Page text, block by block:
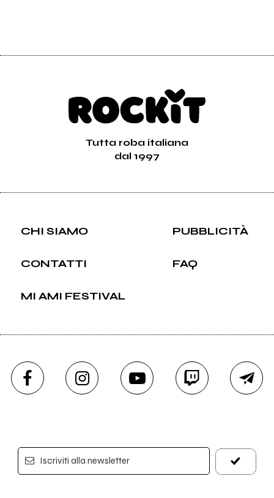
Tutta roba italiana
dal 1997
CHI SIAMO PUBBLICITÀ
CONTATTI FAQ
MI AMI FESTIVAL
Iscriviti alla newsletter